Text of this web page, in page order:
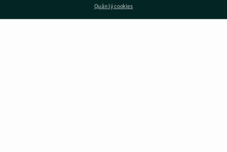
Quản lý cookies